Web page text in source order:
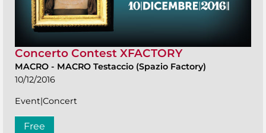
Concerto Contest XFACTORY
MACRO - MACRO Testaccio (Spazio Factory)
10/12/2016
Event|Concert
Free